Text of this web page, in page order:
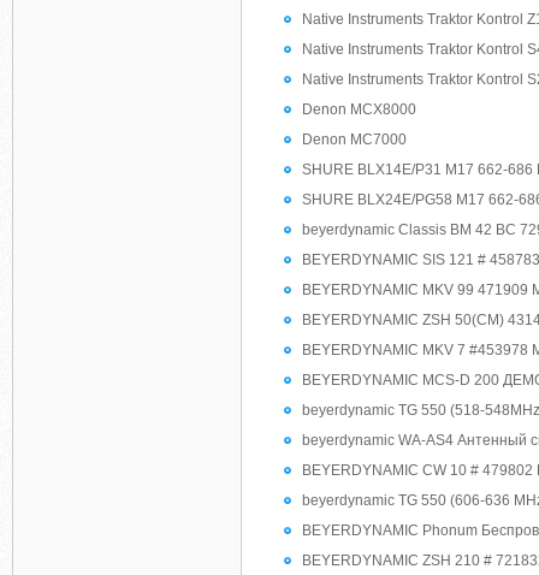
Native Instruments Traktor Kontrol
Native Instruments Traktor Kontrol
Native Instruments Traktor Kontrol
Denon MCX8000
Denon MC7000
SHURE BLX14E/P31 M17 662-686
SHURE BLX24E/PG58 M17 662-
beyerdynamic Classis BM 42 BC
BEYERDYNAMIC SIS 121 #
BEYERDYNAMIC MKV 99
BEYERDYNAMIC ZSH 50(CM)
BEYERDYNAMIC MKV 7
BEYERDYNAMIC MCS-D 200
beyerdynamic TG 550 (518-
beyerdynamic WA-AS4 Антенный
BEYERDYNAMIC CW 10 #
beyerdynamic TG 550 (606-636
BEYERDYNAMIC Phonum
BEYERDYNAMIC ZSH 210 #